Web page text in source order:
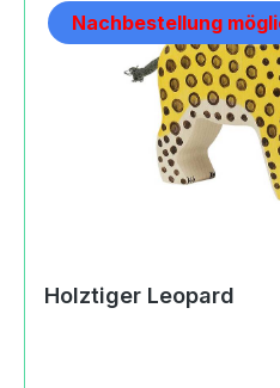
Nachbestellung
Holztiger Leopard